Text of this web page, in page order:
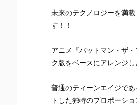
未来のテクノロジーを満
す！！
アニメ『バットマン・ザ
ク版をベースにアレンジ
普通のティーンエイジで
トした独特のプロポーショ